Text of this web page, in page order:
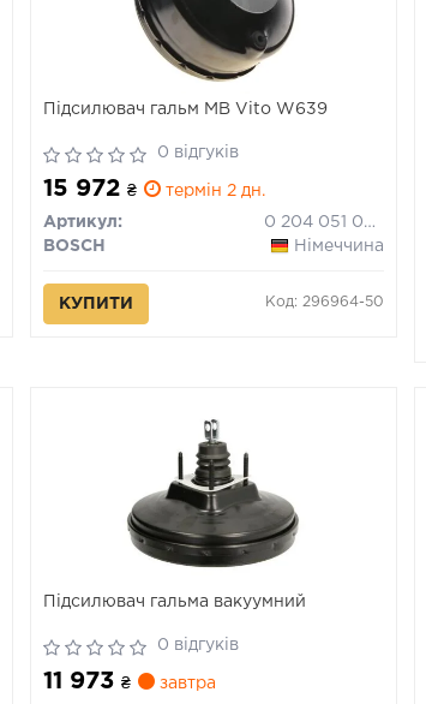
Підсилювач гальм MB Vito W639
0 відгуків
15 972₴ термін 2 дн.
Артикул:
0 204 051 088
BOSCH
Німеччина
КУПИТИ Код: 296964-50
Підсилювач гальма вакуумний
0 відгуків
11 973₴ завтра